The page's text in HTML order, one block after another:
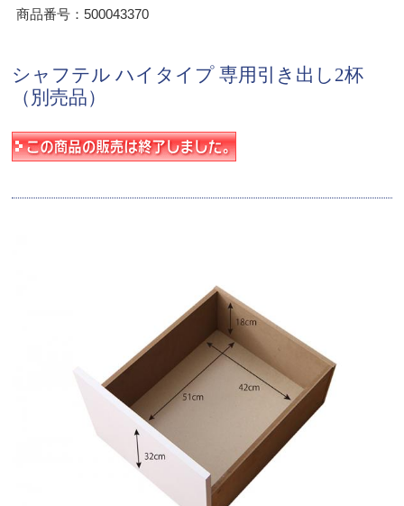
商品番号：500043370
シャフテル ハイタイプ 専用引き出し2杯
（別売品）